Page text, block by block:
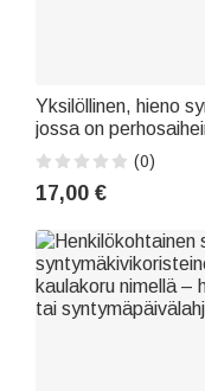
Yksilöllinen, hieno
jossa on
koru jokapäiväiseen
syntymäpäivälahja
pitäville
(0)
17,00 €